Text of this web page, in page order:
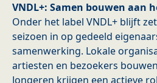
VNDL+: Samen bouwen aan
Onder het label VNDL+ blijft
seizoen in op gedeeld
samenwerking. Lokale
artiesten en bezoekers
Jongeren krijgen een actieve